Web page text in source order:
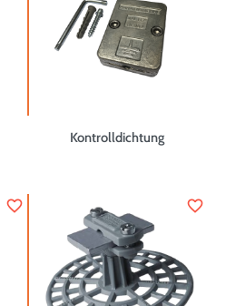
Kontrolldichtung
favorite_border favorite_border